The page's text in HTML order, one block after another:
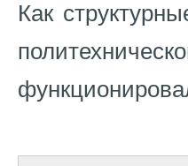
Как